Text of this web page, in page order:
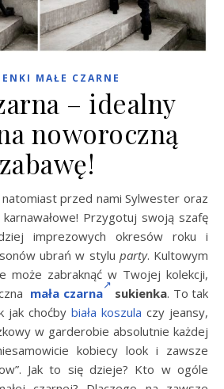
MAŁE CZARNE
– idealny
noworoczną
zabawę!
Przygotuj swoją szafę
imprezowych okresów roku i
ubrań w stylu party. Kultowym
może zabraknąć w Twojej kolekcji,
mała czarna sukienka. To tak
jak choćby biała koszula czy jeansy,
w garderobie absolutnie każdej
kobiecy look i zawsze
Jak to się dzieje? Kto w ogóle